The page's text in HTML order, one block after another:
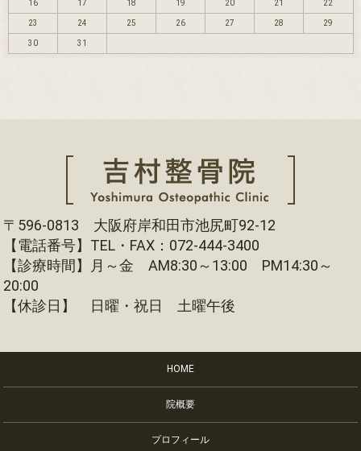
16 17 18 19 20 21 22
23 24 25 26 27 28 29
30 31
〒596-0813 大阪府岸和田市池尻町92-12
【電話番号】TEL・FAX：072-444-3400
【診療時間】月～金 AM8:30～13:00 PM14:30～
20:00
【休診日】 日曜・祝日 土曜午後
HOME
院概要
プロフィール